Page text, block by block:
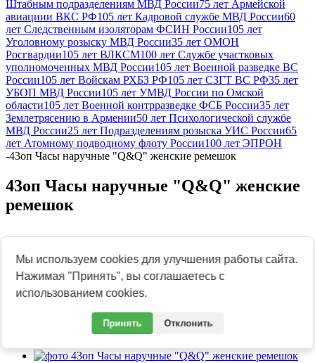
Штабным подразделениям МВД России75 лет Армейской
авиациии ВКС РФ105 лет Кадровой службе МВД России60
лет Следственным изоляторам ФСИН России105 лет
Уголовному розыску МВД России35 лет ОМОН
Росгвардии105 лет ВЛКСМ100 лет Службе участковых
уполномоченных МВД России105 лет Военной разведке ВС
России105 лет Войскам РХБЗ РФ105 лет СЗГТ ВС РФ35 лет
УБОП МВД России105 лет УМВД России по Омской
области105 лет Военной контрразведке ФСБ России35 лет
Землетрясению в Армении50 лет Психологической службе
МВД России25 лет Подразделениям розыска УИС России65
лет Атомному подводному флоту России100 лет ЭПРОН
-43оп Часы наручные "Q&Q" женские ремешок
43оп Часы наручные "Q&Q" женские
ремешок
Previous
Next
Мы используем cookies для улучшения работы сайта.
Нажимая "Принять", вы соглашаетесь с
использованием cookies.
Принять Отклонить